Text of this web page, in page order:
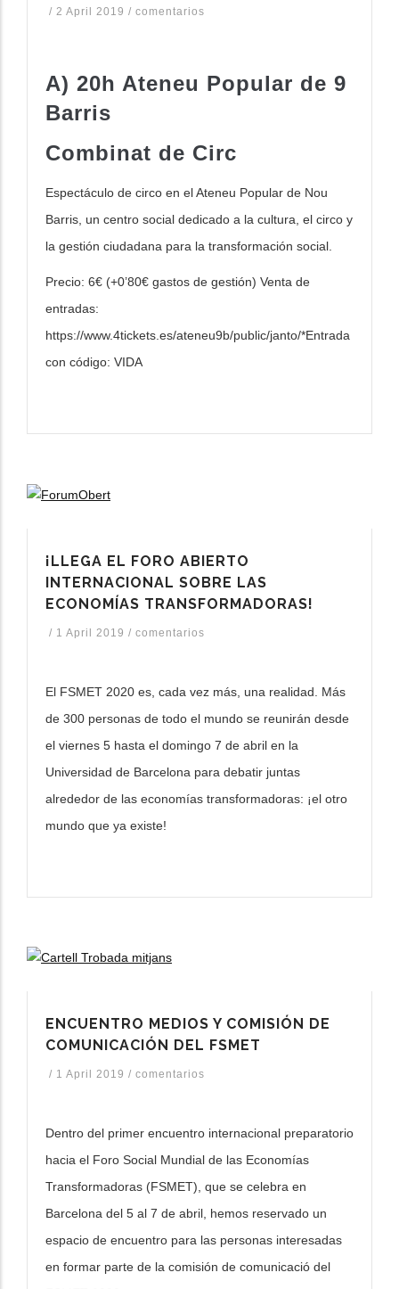
/ 2 April 2019 / comentarios
A) 20h Ateneu Popular de 9
Barris
Combinat de Circ
Espectáculo de circo en el Ateneu Popular de Nou
Barris, un centro social dedicado a la cultura, el circo y
la gestión ciudadana para la transformación social.
Precio: 6€ (+0’80€ gastos de gestión) Venta de
entradas:
https://www.4tickets.es/ateneu9b/public/janto/*Entrada
con código: VIDA
¡LLEGA EL FORO ABIERTO
INTERNACIONAL SOBRE LAS
ECONOMÍAS TRANSFORMADORAS!
/ 1 April 2019 / comentarios
El FSMET 2020 es, cada vez más, una realidad. Más
de 300 personas de todo el mundo se reunirán desde
el viernes 5 hasta el domingo 7 de abril en la
Universidad de Barcelona para debatir juntas
alrededor de las economías transformadoras: ¡el otro
mundo que ya existe!
ENCUENTRO MEDIOS Y COMISIÓN DE
COMUNICACIÓN DEL FSMET
/ 1 April 2019 / comentarios
Dentro del primer encuentro internacional preparatorio
hacia el Foro Social Mundial de las Economías
Transformadoras (FSMET), que se celebra en
Barcelona del 5 al 7 de abril, hemos reservado un
espacio de encuentro para las personas interesadas
en formar parte de la comisión de comunicació del